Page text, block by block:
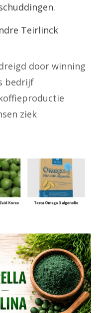
Teirlinck
door winning
bedrijf
ziek